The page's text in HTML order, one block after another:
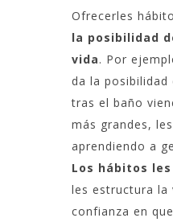
Ofrecerles
la posibilidad
vida. Por
da la posibilidad
tras el baño
más grandes,
aprendiendo a
Los hábitos
les estructura la
confianza en